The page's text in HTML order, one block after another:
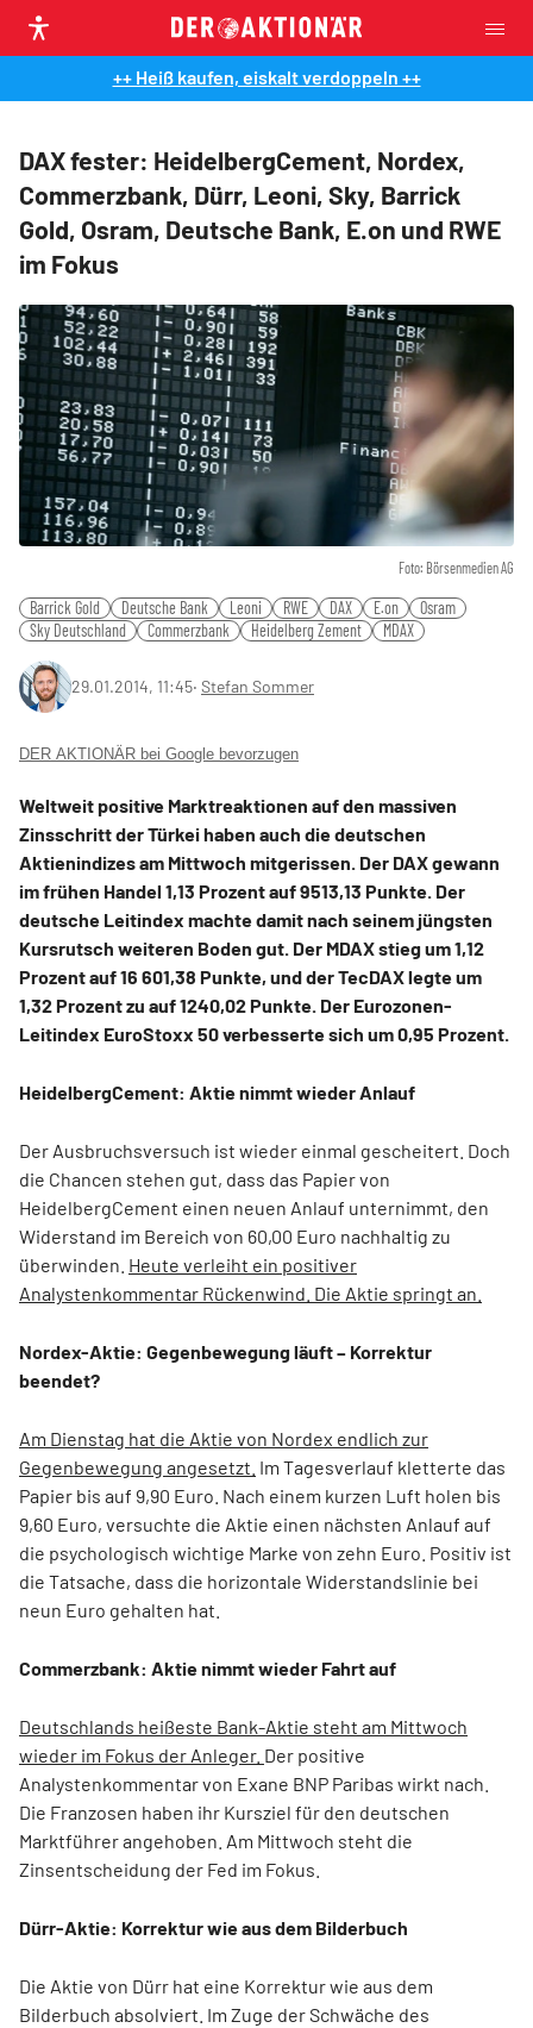
++ Heiß kaufen, eiskalt verdoppeln ++
DAX fester: HeidelbergCement, Nordex,
Commerzbank, Dürr, Leoni, Sky, Barrick
Gold, Osram, Deutsche Bank, E.on und RWE
im Fokus
Foto: Börsenmedien AG
Barrick Gold Deutsche Bank Leoni RWE DAX E.on
Osram
Sky Deutschland
Commerzbank Heidelberg Zement MDAX
29.01.2014, 11:45‧ Stefan Sommer
DER AKTIONÄR bei Google bevorzugen
Weltweit positive Marktreaktionen auf den massiven
Zinsschritt der Türkei haben auch die deutschen
Aktienindizes am Mittwoch mitgerissen. Der DAX gewann
im frühen Handel 1,13 Prozent auf 9513,13 Punkte. Der
deutsche Leitindex machte damit nach seinem jüngsten
Kursrutsch weiteren Boden gut. Der MDAX stieg um 1,12
Prozent auf 16 601,38 Punkte, und der TecDAX legte um
1,32 Prozent zu auf 1240,02 Punkte. Der Eurozonen-
Leitindex EuroStoxx 50 verbesserte sich um 0,95 Prozent.
HeidelbergCement: Aktie nimmt wieder Anlauf
Der Ausbruchsversuch ist wieder einmal gescheitert. Doch
die Chancen stehen gut, dass das Papier von
HeidelbergCement einen neuen Anlauf unternimmt, den
Widerstand im Bereich von 60,00 Euro nachhaltig zu
überwinden. Heute verleiht ein positiver
Analystenkommentar Rückenwind. Die Aktie springt an.
Nordex-Aktie: Gegenbewegung läuft – Korrektur
beendet?
Am Dienstag hat die Aktie von Nordex endlich zur
Gegenbewegung angesetzt. Im Tagesverlauf kletterte das
Papier bis auf 9,90 Euro. Nach einem kurzen Luft holen bis
9,60 Euro, versuchte die Aktie einen nächsten Anlauf auf
die psychologisch wichtige Marke von zehn Euro. Positiv ist
die Tatsache, dass die horizontale Widerstandslinie bei
neun Euro gehalten hat.
Commerzbank: Aktie nimmt wieder Fahrt auf
Deutschlands heißeste Bank-Aktie steht am Mittwoch
wieder im Fokus der Anleger. Der positive
Analystenkommentar von Exane BNP Paribas wirkt nach.
Die Franzosen haben ihr Kursziel für den deutschen
Marktführer angehoben. Am Mittwoch steht die
Zinsentscheidung der Fed im Fokus.
Dürr-Aktie: Korrektur wie aus dem Bilderbuch
Die Aktie von Dürr hat eine Korrektur wie aus dem
Bilderbuch absolviert. Im Zuge der Schwäche des